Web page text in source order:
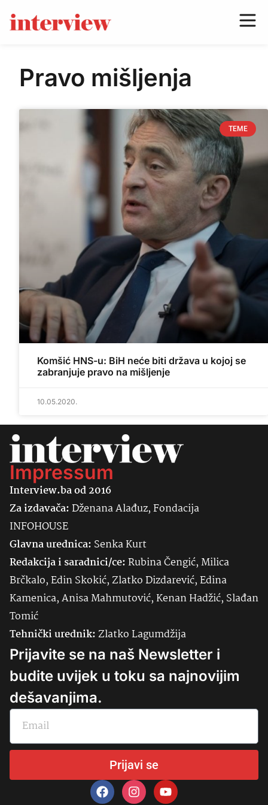
Pravo mišljenja
TEME
Komšić HNS-u: BiH neće biti država u kojoj se
zabranjuje pravo na mišljenje
10.05.2020.
Impressum
Interview.ba od 2016
Za izdavača:Dženana Alađuz, Fondacija
INFOHOUSE
Glavna urednica: SenkaKurt
Redakcija i saradnici/ce:Rubina Čengić, Milica
Brčkalo, Edin Skokić, Zlatko Dizdarević, Edina
Kamenica, Anisa Mahmutović, Kenan Hadžić, Slađan
Tomić
Tehnički urednik:Zlatko Lagumdžija
Prijavite se na naš Newsletter i
budite uvijek u toku sa najnovijim
dešavanjima.
Prijavi se